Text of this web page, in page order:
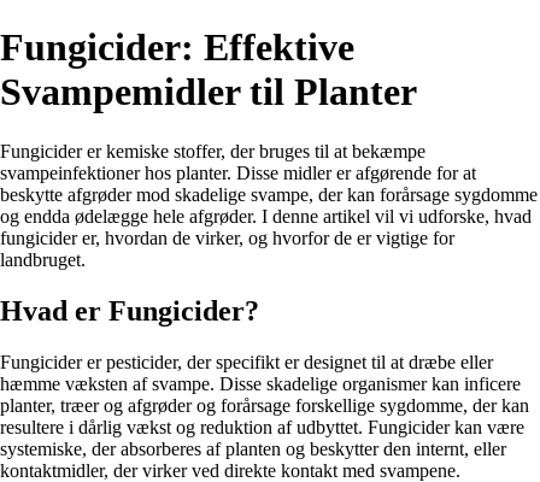
Fungicider: Effektive
Svampemidler til Planter
Fungicider er kemiske stoffer, der bruges til at bekæmpe
svampeinfektioner hos planter. Disse midler er afgørende for at
beskytte afgrøder mod skadelige svampe, der kan forårsage sygdomme
og endda ødelægge hele afgrøder. I denne artikel vil vi udforske, hvad
fungicider er, hvordan de virker, og hvorfor de er vigtige for
landbruget.
Hvad er Fungicider?
Fungicider er pesticider, der specifikt er designet til at dræbe eller
hæmme væksten af svampe. Disse skadelige organismer kan inficere
planter, træer og afgrøder og forårsage forskellige sygdomme, der kan
resultere i dårlig vækst og reduktion af udbyttet. Fungicider kan være
systemiske, der absorberes af planten og beskytter den internt, eller
kontaktmidler, der virker ved direkte kontakt med svampene.